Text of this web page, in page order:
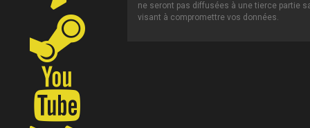
ne seront pas diffusées à une tierce partie
visant à compromettre vos données.